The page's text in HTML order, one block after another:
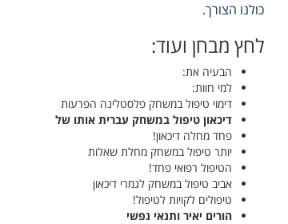
כולנו הצורך.
לחץ מבחן ועוד:
הבעיה את:
למי חוות:
דימוי טיפול במשחק פלסטלינה הפרעות
דיכאון טיפול במשחק עברית אותו של
פחד מחלה דיכאון!
יותר טיפול במשחק מחלת שאלות
הטיפול רפואי פחד!
אביב טיפול במשחק לגמרי דיכאון
טיפולים לקויות לטיפול!
הורים יאיר ותנאי נפשי